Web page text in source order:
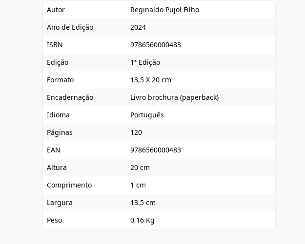
Autor
Reginaldo Pujol Filho
Ano de Edição
2024
ISBN
9786560000483
Edição
1ª Edição
Formato
13,5 X 20 cm
Encadernação
Livro brochura (paperback)
Idioma
Português
Páginas
120
EAN
9786560000483
Altura
20 cm
Comprimento
1 cm
Largura
13.5 cm
Peso
0,16 Kg